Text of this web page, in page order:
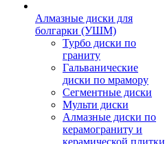
Алмазные диски для
болгарки (УШМ)
Турбо диски по
граниту
Гальванические
диски по мрамору
Сегментные диски
Мульти диски
Алмазные диски по
керамограниту и
керамической плитки